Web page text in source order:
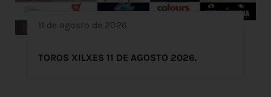
11 de agosto de 2026
TOROS XILXES 11 DE AGOSTO 2026.